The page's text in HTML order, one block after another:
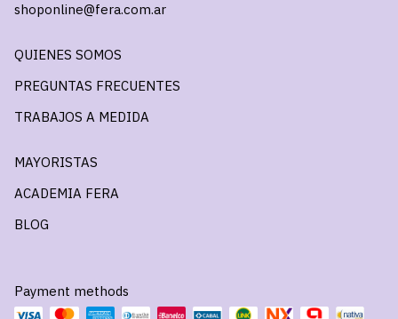
shoponline@fera.com.ar
QUIENES SOMOS
PREGUNTAS FRECUENTES
TRABAJOS A MEDIDA
MAYORISTAS
ACADEMIA FERA
BLOG
Payment methods